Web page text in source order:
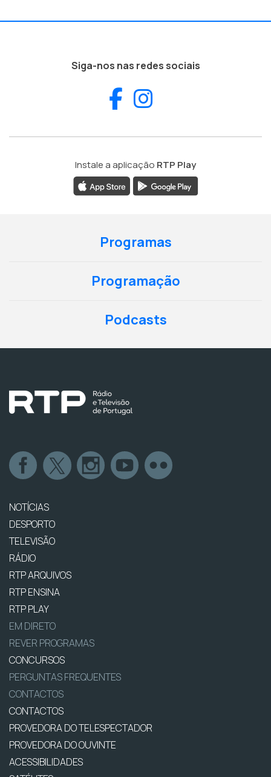
Siga-nos nas redes sociais
Facebook
Instale a aplicação RTP Play
Programas
Programação
Podcasts
NOTÍCIAS
DESPORTO
TELEVISÃO
RÁDIO
RTP ARQUIVOS
RTP ENSINA
RTP PLAY
EM DIRETO
REVER PROGRAMAS
CONCURSOS
PERGUNTAS FREQUENTES
CONTACTOS
CONTACTOS
PROVEDORA DO TELESPECTADOR
PROVEDORA DO OUVINTE
ACESSIBILIDADES